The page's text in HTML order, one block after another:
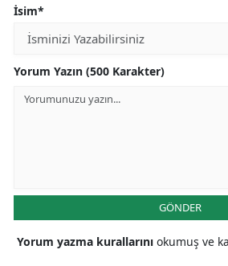
İsim*
Yorum Yazın (500 Karakter)
GÖNDER
Yorum yazma kurallarını okumuş ve